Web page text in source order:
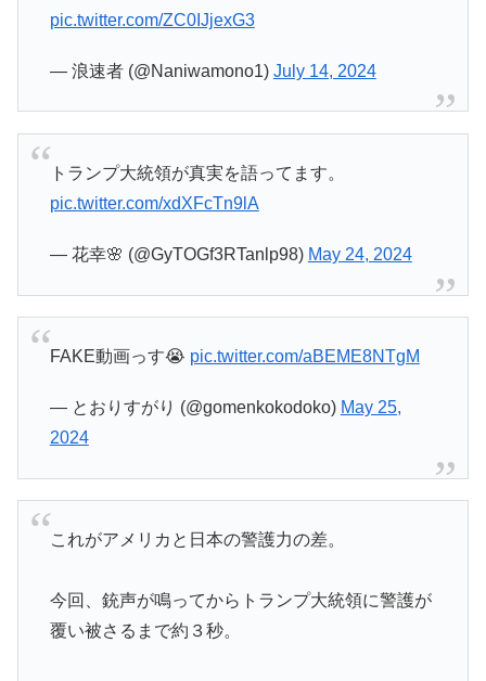
pic.twitter.com/ZC0IJjexG3
— 浪速者 (@Naniwamono1) July 14, 2024
トランプ大統領が真実を語ってます。
pic.twitter.com/xdXFcTn9lA
— 花幸🌸 (@GyTOGf3RTanlp98) May 24, 2024
FAKE動画っす😭 pic.twitter.com/aBEME8NTgM
— とおりすがり (@gomenkokodoko) May 25,
2024
これがアメリカと日本の警護力の差。
今回、銃声が鳴ってからトランプ大統領に警護が
覆い被さるまで約３秒。